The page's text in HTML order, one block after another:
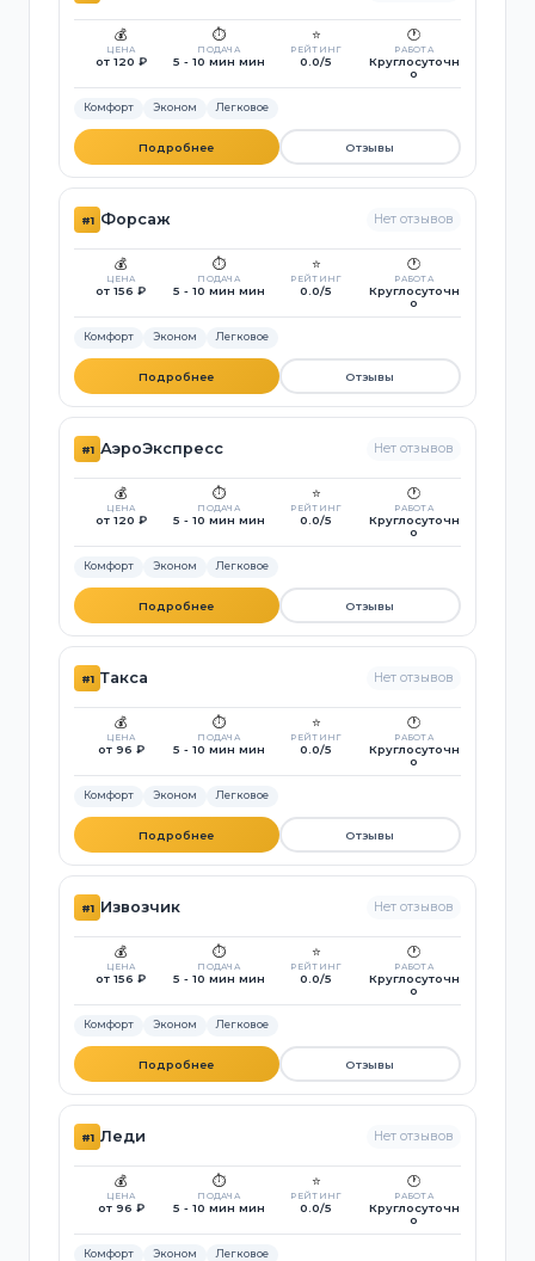
💰
ЦЕНА
от 120 ₽
⏱️
ПОДАЧА
5 - 10 мин мин
⭐
РЕЙТИНГ
0.0/5
🕐
РАБОТА
Круглосуточн
о
Комфорт Эконом Легковое
Подробнее Отзывы
#1 Форсаж Нет отзывов
💰
ЦЕНА
от 156 ₽
⏱️
ПОДАЧА
5 - 10 мин мин
⭐
РЕЙТИНГ
0.0/5
🕐
РАБОТА
Круглосуточн
о
Комфорт Эконом Легковое
Подробнее Отзывы
#1 АэроЭкспресс Нет отзывов
💰
ЦЕНА
от 120 ₽
⏱️
ПОДАЧА
5 - 10 мин мин
⭐
РЕЙТИНГ
0.0/5
🕐
РАБОТА
Круглосуточн
о
Комфорт Эконом Легковое
Подробнее Отзывы
#1 Такса Нет отзывов
💰
ЦЕНА
от 96 ₽
⏱️
ПОДАЧА
5 - 10 мин мин
⭐
РЕЙТИНГ
0.0/5
🕐
РАБОТА
Круглосуточн
о
Комфорт Эконом Легковое
Подробнее Отзывы
#1 Извозчик Нет отзывов
💰
ЦЕНА
от 156 ₽
⏱️
ПОДАЧА
5 - 10 мин мин
⭐
РЕЙТИНГ
0.0/5
🕐
РАБОТА
Круглосуточн
о
Комфорт Эконом Легковое
Подробнее Отзывы
#1 Леди Нет отзывов
💰
ЦЕНА
от 96 ₽
⏱️
ПОДАЧА
5 - 10 мин мин
⭐
РЕЙТИНГ
0.0/5
🕐
РАБОТА
Круглосуточн
о
Комфорт Эконом Легковое